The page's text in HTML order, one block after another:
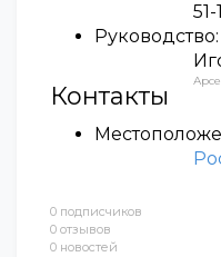
0 подписчиков
0 отзывов
0 новостей
Руководство:
Контакты